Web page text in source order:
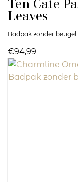
Ten Cate
Leaves
Badpak zonder
€94,99